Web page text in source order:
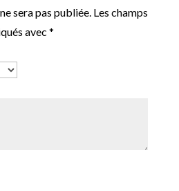
sera pas publiée. Les champs
avec *